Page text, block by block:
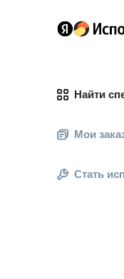
Найти
Мои
Стать